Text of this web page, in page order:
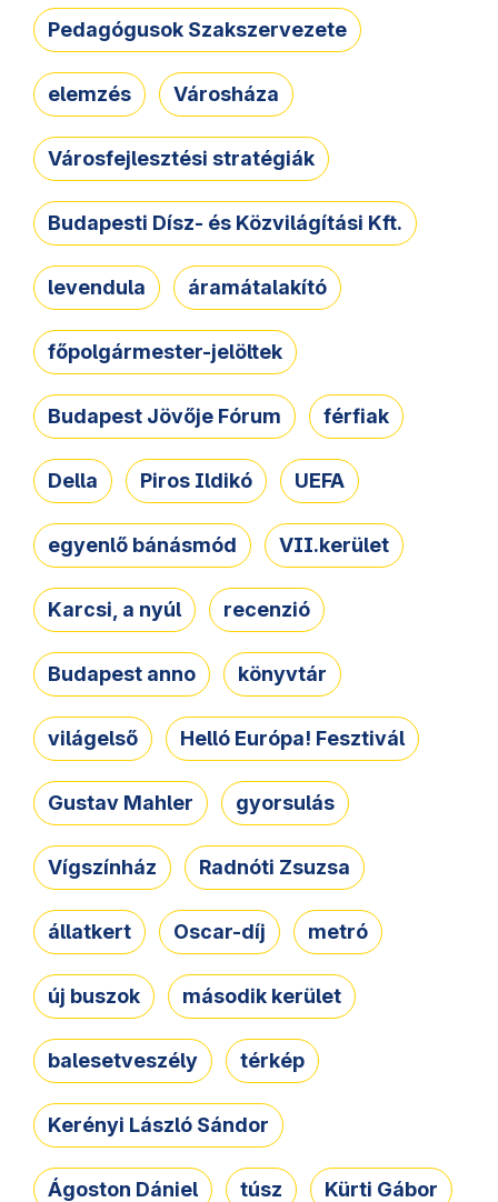
Pedagógusok Szakszervezete
elemzés Városháza
Városfejlesztési stratégiák
Budapesti Dísz- és Közvilágítási Kft.
levendula áramátalakító
főpolgármester-jelöltek
Budapest Jövője Fórum férfiak
Della Piros Ildikó UEFA
egyenlő bánásmód VII.kerület
Karcsi, a nyúl recenzió
Budapest anno könyvtár
világelső Helló Európa! Fesztivál
Gustav Mahler gyorsulás
Vígszínház Radnóti Zsuzsa
állatkert Oscar-díj metró
új buszok második kerület
balesetveszély térkép
Kerényi László Sándor
Ágoston Dániel túsz Kürti Gábor